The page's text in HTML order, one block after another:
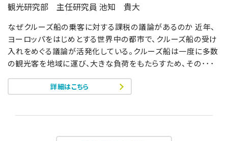
観光研究部 主任研究員 池知 貴大
なぜクルーズ船の乗客に対する課税の議論があるのか 近年、
ヨーロッパをはじめとする世界中の都市で、クルーズ船の受け
入れをめぐる議論が活発化している。クルーズ船は一度に多数
の観光客を地域に運び、大きな負荷をもたらすため、その･･･
詳細はこちら